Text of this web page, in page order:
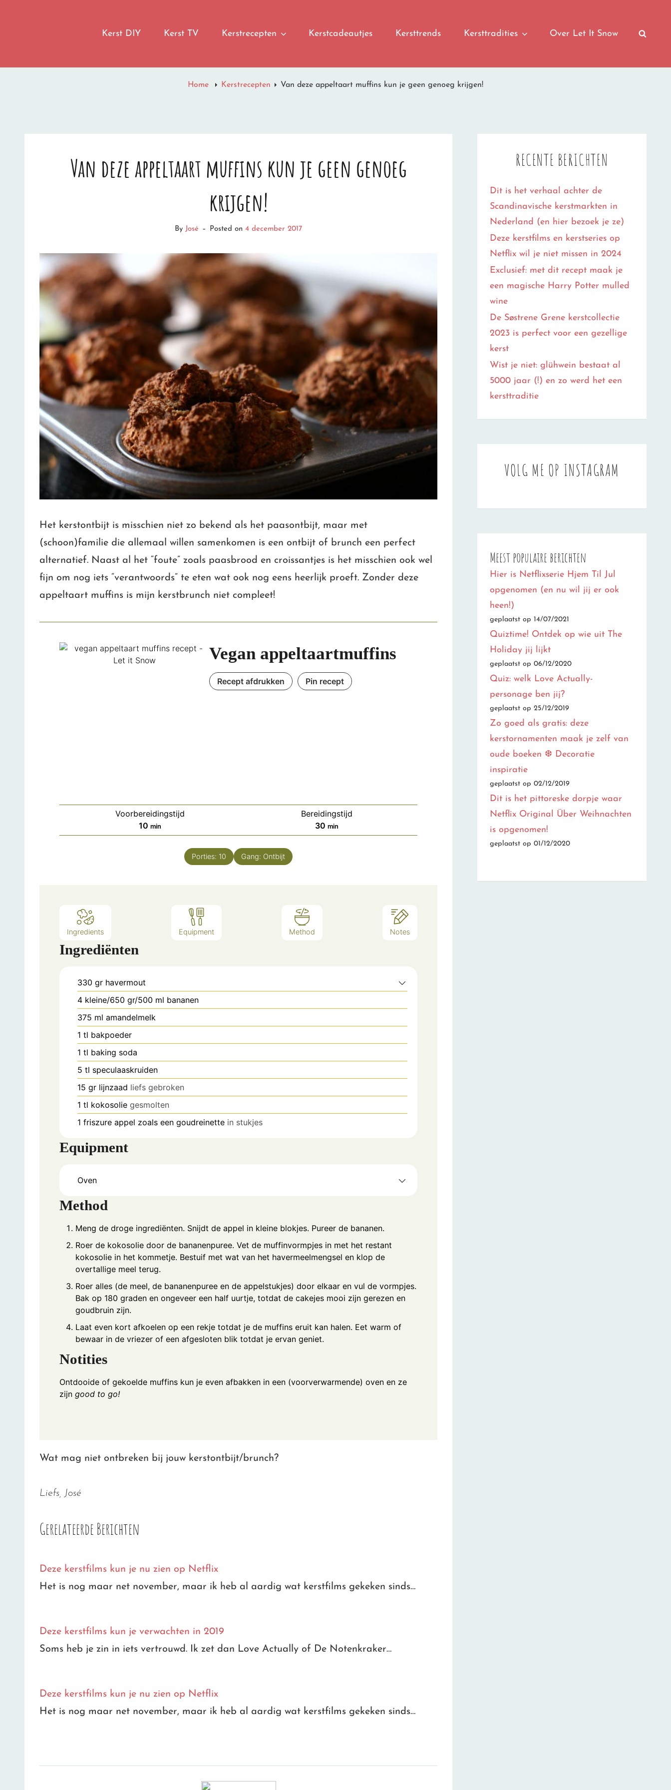
LET IT SNOWKerst DIY Kerst TV Kerstrecepten Kerstcadeautjes Kersttrends Kersttradities Over Let It Snow
Home Kerstrecepten Van deze appeltaart muffins kun je geen genoeg krijgen!
Van deze appeltaart muffins kun je geen genoeg
krijgen!
ByJosé – Posted on4 december 2017
Het kerstontbijt is misschien niet zo bekend als het paasontbijt, maar met
(schoon)familie die allemaal willen samenkomen is een ontbijt of brunch een perfect
alternatief. Naast al het “foute” zoals paasbrood en croissantjes is het misschien ook wel
fijn om nog iets “verantwoords” te eten wat ook nog eens heerlijk proeft. Zonder deze
appeltaart muffins is mijn kerstbrunch niet compleet!
Vegan appeltaartmuffins
Recept afdrukken Pin recept
Voorbereidingstijd
10 minuten
min
Bereidingstijd
30minuten
min
Porties: 10 Gang: Ontbijt
Ingredients Equipment Method Notes
Ingrediënten
330 gr havermout
4 kleine/650 gr/500 ml bananen
375 ml amandelmelk
1 tl bakpoeder
1 tl baking soda
5 tl speculaaskruiden
15 gr lijnzaad liefs gebroken
1 tl kokosolie gesmolten
1 friszure appel zoals een goudreinette in stukjes
Equipment
Oven
Method
Meng de droge ingrediënten. Snijdt de appel in kleine blokjes. Pureer de bananen.
Roer de kokosolie door de bananenpuree. Vet de muffinvormpjes in met het restant
kokosolie in het kommetje. Bestuif met wat van het havermeelmengsel en klop de
overtallige meel terug.
Roer alles (de meel, de bananenpuree en de appelstukjes) door elkaar en vul de vormpjes.
Bak op 180 graden en ongeveer een half uurtje, totdat de cakejes mooi zijn gerezen en
goudbruin zijn.
Laat even kort afkoelen op een rekje totdat je de muffins eruit kan halen. Eet warm of
bewaar in de vriezer of een afgesloten blik totdat je ervan geniet.
Notities
Ontdooide of gekoelde muffins kun je even afbakken in een (voorverwarmende) oven en ze
zijn good to go!
Wat mag niet ontbreken bij jouw kerstontbijt/brunch?
Liefs, José
Gerelateerde Berichten
Deze kerstfilms kun je nu zien op Netflix
Het is nog maar net november, maar ik heb al aardig wat kerstfilms gekeken sinds…
Deze kerstfilms kun je verwachten in 2019
Soms heb je zin in iets vertrouwd. Ik zet dan Love Actually of De Notenkraker…
Deze kerstfilms kun je nu zien op Netflix
Het is nog maar net november, maar ik heb al aardig wat kerstfilms gekeken sinds…
RECENTE BERICHTEN
Dit is het verhaal achter de
Scandinavische kerstmarkten in
Nederland (en hier bezoek je ze)
Deze kerstfilms en kerstseries op
Netflix wil je niet missen in 2024
Exclusief: met dit recept maak je
een magische Harry Potter mulled
wine
De Søstrene Grene kerstcollectie
2023 is perfect voor een gezellige
kerst
Wist je niet: glühwein bestaat al
5000 jaar (!) en zo werd het een
kersttraditie
VOLG ME OP INSTAGRAM
Meest populaire berichten
Hier is Netflixserie Hjem Til Jul
opgenomen (en nu wil jij er ook
heen!)
geplaatst op 14/07/2021
Quiztime! Ontdek op wie uit The
Holiday jij lijkt
geplaatst op 06/12/2020
Quiz: welk Love Actually-
personage ben jij?
geplaatst op 25/12/2019
Zo goed als gratis: deze
kerstornamenten maak je zelf van
oude boeken ❆ Decoratie
inspiratie
geplaatst op 02/12/2019
Dit is het pittoreske dorpje waar
Netflix Original Über Weihnachten
is opgenomen!
geplaatst op 01/12/2020